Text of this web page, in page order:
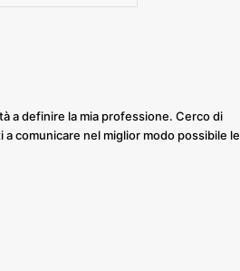
a definire la mia professione. Cerco di
comunicare nel miglior modo possibile le